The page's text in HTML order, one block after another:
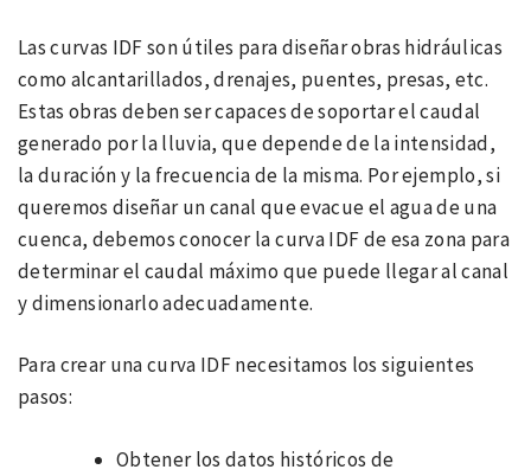
Las curvas IDF son útiles para diseñar obras hidráulicas
como alcantarillados, drenajes, puentes, presas, etc.
Estas obras deben ser capaces de soportar el caudal
generado por la lluvia, que depende de la intensidad,
la duración y la frecuencia de la misma. Por ejemplo, si
queremos diseñar un canal que evacue el agua de una
cuenca, debemos conocer la curva IDF de esa zona para
determinar el caudal máximo que puede llegar al canal
y dimensionarlo adecuadamente.
Para crear una curva IDF necesitamos los siguientes
pasos:
Obtener los datos históricos de